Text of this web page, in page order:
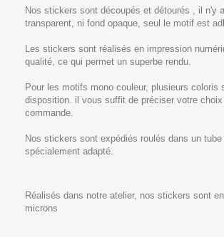
Nos stickers sont découpés et détourés , il n'y
transparent, ni fond opaque, seul le motif est
Les stickers sont réalisés en impression
qualité, ce qui permet un superbe rendu.
Pour les motifs mono couleur, plusieurs coloris
disposition. il vous suffit de préciser votre
commande.
Nos stickers sont expédiés roulés dans un
spécialement adapté.
Réalisés dans notre atelier, nos stickers sont
microns